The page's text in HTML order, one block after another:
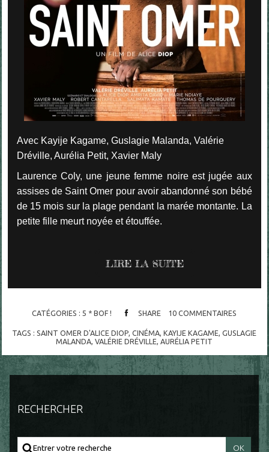
Avec Kayije Kagame, Guslagie Malanda, Valérie
Dréville, Aurélia Petit, Xavier Maly
Laurence Coly, une jeune femme noire est jugée aux
assises de Saint Omer pour avoir abandonné son bébé
de 15 mois sur la plage pendant la marée montante. La
petite fille meurt noyée et étouffée.
LIRE LA SUITE
CATÉGORIES : 5 * BOF ! SHARE 10 COMMENTAIRES
TAGS :SAINT OMER D'ALICE DIOP ,CINÉMA ,KAYIJE KAGAME ,GUSLAGIE
MALANDA ,VALÉRIE DRÉVILLE AURÉLIA PETIT
RECHERCHER